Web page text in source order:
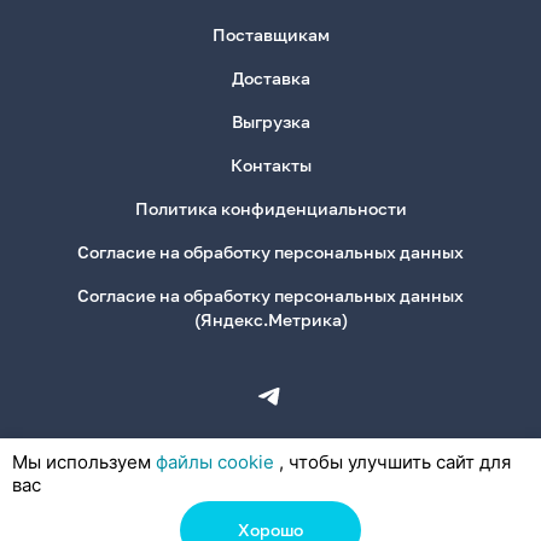
Поставщикам
Доставка
Выгрузка
Контакты
Политика конфиденциальности
Согласие на обработку персональных данных
Согласие на обработку персональных данных
(Яндекс.Метрика)
© 2026, ООО «Деловая Канцелярия»
Мы используем файлы cookie , чтобы улучшить сайт для
вас
Хорошо